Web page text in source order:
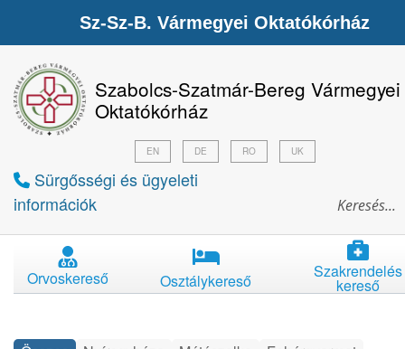
Szabolcs-Szatmár-Bereg Vármegyei
Oktatókórház
Sürgősségi és ügyeleti
információk
EN DE RO UK
Orvoskereső Osztálykereső Szakrendelés
kereső
Sz-Sz-B. Vármegyei Oktatókórház